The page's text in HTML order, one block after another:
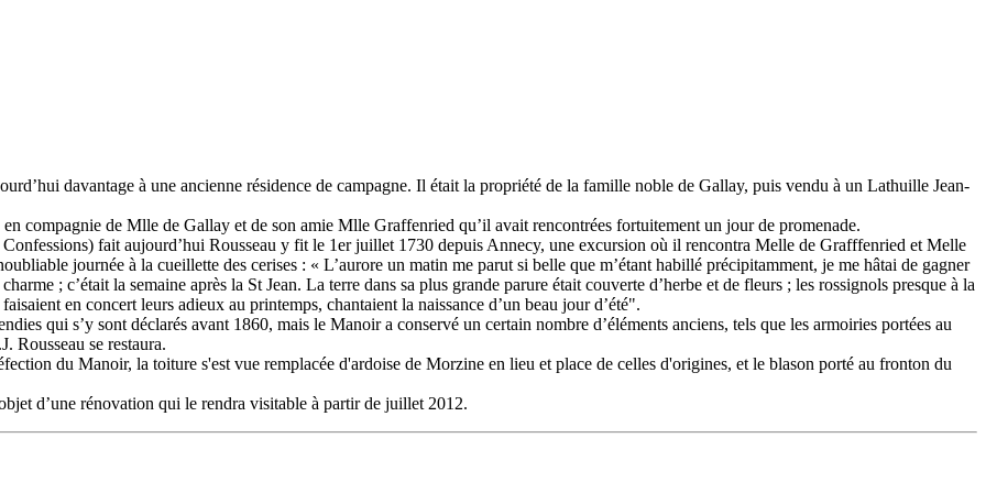
davantage à une ancienne résidence de campagne. Il était la propriété de la famille noble de Gallay, puis vendu à un Lathuille Jean-
compagnie de Mlle de Gallay et de son amie Mlle Graffenried qu’il avait rencontrées fortuitement un jour de promenade.
fait aujourd’hui Rousseau y fit le 1er juillet 1730 depuis Annecy, une excursion où il rencontra Melle de Grafffenried et Melle
journée à la cueillette des cerises : « L’aurore un matin me parut si belle que m’étant habillé précipitamment, je me hâtai de gagner
; c’était la semaine après la St Jean. La terre dans sa plus grande parure était couverte d’herbe et de fleurs ; les rossignols presque à la
en concert leurs adieux au printemps, chantaient la naissance d’un beau jour d’été".
qui s’y sont déclarés avant 1860, mais le Manoir a conservé un certain nombre d’éléments anciens, tels que les armoiries portées au
Rousseau se restaura.
du Manoir, la toiture s'est vue remplacée d'ardoise de Morzine en lieu et place de celles d'origines, et le blason porté au fronton du
d’une rénovation qui le rendra visitable à partir de juillet 2012.